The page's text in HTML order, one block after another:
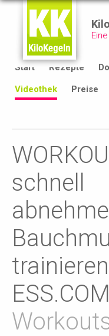
Start Rezepte
Videothek Preise
schnell
ESS.COM